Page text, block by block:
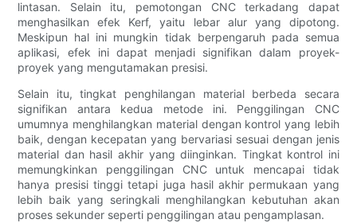
lintasan. Selain itu, pemotongan CNC terkadang dapat
menghasilkan efek Kerf, yaitu lebar alur yang dipotong.
Meskipun hal ini mungkin tidak berpengaruh pada semua
aplikasi, efek ini dapat menjadi signifikan dalam proyek-
proyek yang mengutamakan presisi.
Selain itu, tingkat penghilangan material berbeda secara
signifikan antara kedua metode ini. Penggilingan CNC
umumnya menghilangkan material dengan kontrol yang lebih
baik, dengan kecepatan yang bervariasi sesuai dengan jenis
material dan hasil akhir yang diinginkan. Tingkat kontrol ini
memungkinkan penggilingan CNC untuk mencapai tidak
hanya presisi tinggi tetapi juga hasil akhir permukaan yang
lebih baik yang seringkali menghilangkan kebutuhan akan
proses sekunder seperti penggilingan atau pengamplasan.